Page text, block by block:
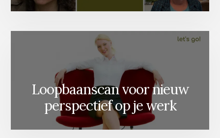
Loopbaanscan voor nieuw
perspectief op je werk